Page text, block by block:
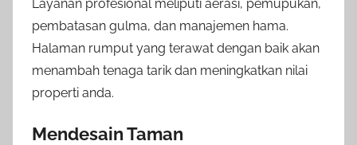
Layanan profesional meliputi aerasi, pemupukan,
pembatasan gulma, dan manajemen hama.
Halaman rumput yang terawat dengan baik akan
menambah tenaga tarik dan meningkatkan nilai
properti anda.
Mendesain Taman